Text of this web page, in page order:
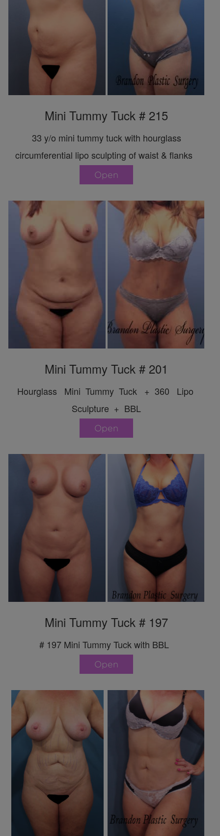
Mini Tummy Tuck # 215
33 y/o mini tummy tuck with hourglass
circumferential lipo sculpting of waist & flanks
Open
Mini Tummy Tuck # 201
Hourglass Mini Tummy Tuck + 360 Lipo
Sculpture + BBL
Open
Mini Tummy Tuck # 197
# 197 Mini Tummy Tuck with BBL
Open